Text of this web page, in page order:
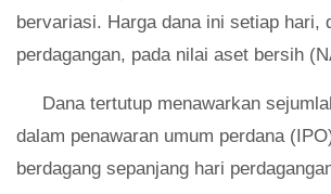
bervariasi. Harga dana ini setiap hari,
perdagangan, pada nilai aset bersih
Dana tertutup menawarkan
dalam penawaran umum perdana
berdagang sepanjang hari